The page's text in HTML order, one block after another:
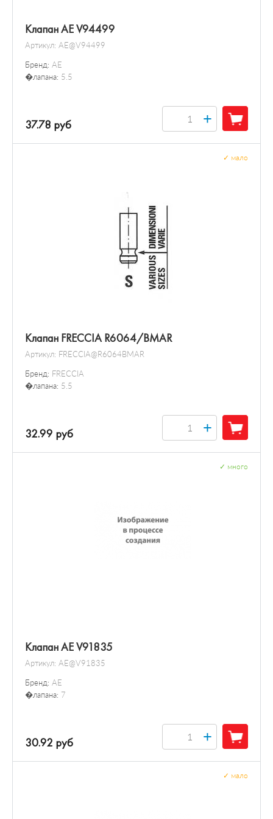
Клапан AE V94499
Артикул: AE@V94499
Бренд: AE
�лапана: 5.5
37.78 руб +
Клапан FRECCIA R6064/BMAR
Артикул: FRECCIA@R6064BMAR
Бренд: FRECCIA
�лапана: 5.5
мало
32.99 руб +
Клапан AE V91835
Артикул: AE@V91835
Бренд: AE
�лапана: 7
много
30.92 руб +
мало